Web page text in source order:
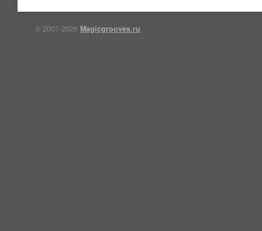
© 2007-2026 Magicgrooves.ru